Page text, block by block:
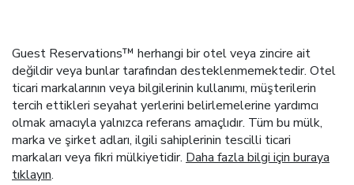
Guest Reservations™ herhangi bir otel veya zincire ait
değildir veya bunlar tarafından desteklenmemektedir. Otel
ticari markalarının veya bilgilerinin kullanımı, müşterilerin
tercih ettikleri seyahat yerlerini belirlemelerine yardımcı
olmak amacıyla yalnızca referans amaçlıdır. Tüm bu mülk,
marka ve şirket adları, ilgili sahiplerinin tescilli ticari
markaları veya fikri mülkiyetidir. Daha fazla bilgi için buraya
tıklayın.